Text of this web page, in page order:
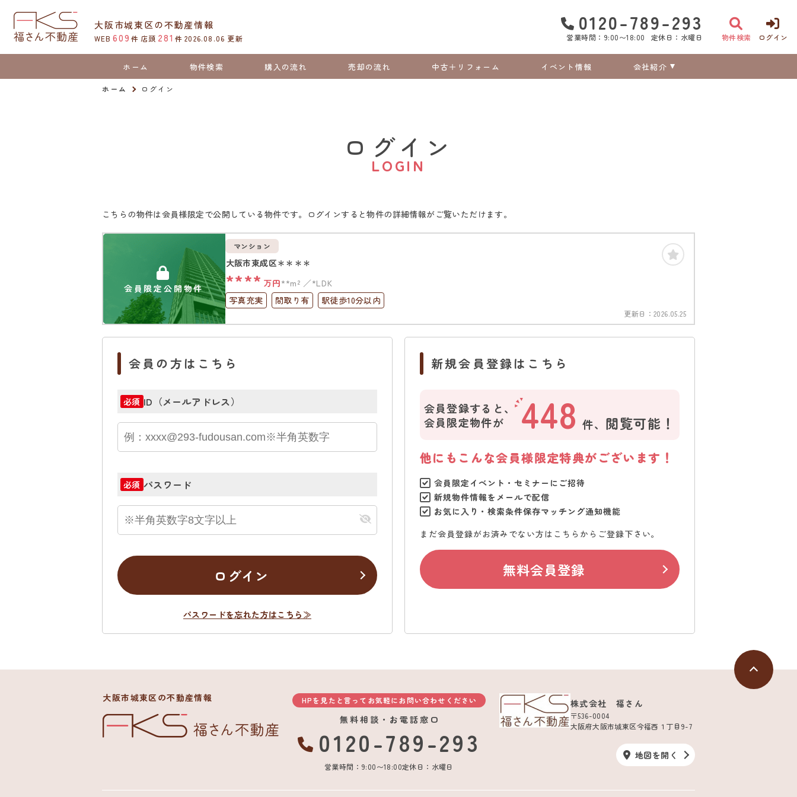
大阪市城東区の不動産情報
WEB 609 件 店頭 281 件 2026.08.06 更新
0120-789-293
営業時間：9:00〜18:00 定休日：水曜日 物件検索 ログイン
ホーム 物件検索 購入の流れ 売却の流れ 中古＋リフォーム イベント情報 会社紹介
ホーム ログイン
ログイン
LOGIN
こちらの物件は会員様限定で公開している物件です。ログインすると物件の詳細情報がご覧いただけます。
会員限定公開物件
マンション
大阪市東成区＊＊＊＊
**** 万円**m²
*LDK
写真充実
間取り有 駅徒歩10分以内
更新日： 2026.05.25
会員の方はこちら
必須 ID（メールアドレス）
必須 パスワード
ログイン
パスワードを忘れた方はこちら≫
新規会員登録はこちら
会員登録すると、
会員限定物件が
448 件、 閲覧可能！
他にもこんな会員様限定特典がございます！
会員限定イベント・セミナーにご招待
新規物件情報をメールで配信
お気に入り・検索条件保存マッチング通知機能
まだ会員登録がお済みでない方はこちらからご登録下さい。
無料会員登録
大阪市城東区の不動産情報 HPを見たと言ってお気軽にお問い合わせください
無料相談・お電話窓口
0120-789-293
営業時間：9:00〜18:00定休日：水曜日
株式会社 福さん
〒536-0004
大阪府大阪市城東区今福西１丁目9-7
地図を開く